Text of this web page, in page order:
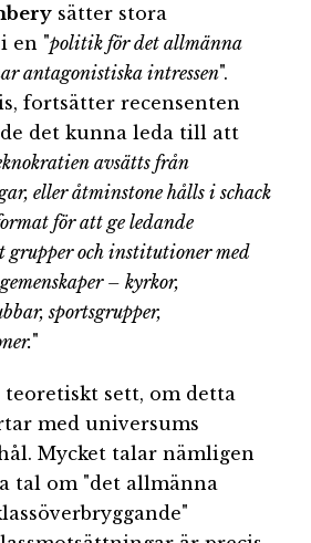
sätter stora
en "politik för det allmänna
antagonistiska intressen".
fortsätter recensenten
det kunna leda till att
avsätts från
eller åtminstone hålls i schack
för att ge ledande
och institutioner med
– kyrkor,
sportsgrupper,
"
teoretiskt sett, om detta
med universums
Mycket talar nämligen
tal om "det allmänna